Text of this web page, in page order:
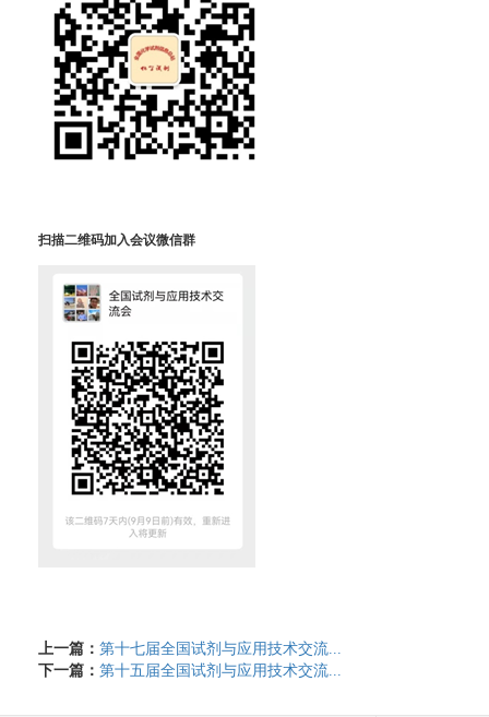
扫描二维码加入会议微信群
上一篇： 第十七届全国试剂与应用技术交流...
下一篇： 第十五届全国试剂与应用技术交流...